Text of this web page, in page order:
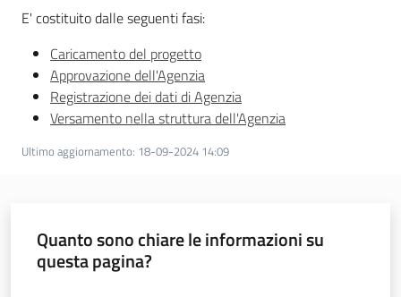
ParER -
Polo
archivistico
dell'Emilia-
Romagna
Archivio storico
E' costituito dalle seguenti fasi:
Caricamento del progetto
Approvazione dell'Agenzia
Registrazione dei dati di Agenzia
Versamento nella struttura dell'Agenzia
Ultimo aggiornamento: 18-09-2024 14:09
Quanto sono chiare le informazioni su
questa pagina?